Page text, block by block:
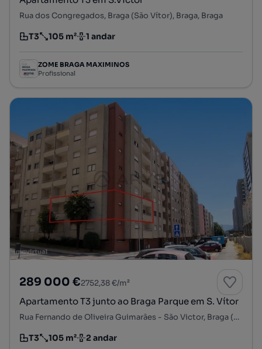
Rua dos Congregados, Braga (São Vítor), Braga, Braga
Tipologia
T3
Preço por metro quadrado
105 m²
Andar 1 andar
ZOME BRAGA MAXIMINOS
Profissional
289 000 €2752,38 €/m²
Apartamento T3 junto ao Braga Parque em S. Vítor
Rua Fernando de Oliveira Guimarães - São Victor, Braga (São Vítor), Braga, Braga
Tipologia
T3
Preço por metro quadrado
105 m²
Andar 2 andar